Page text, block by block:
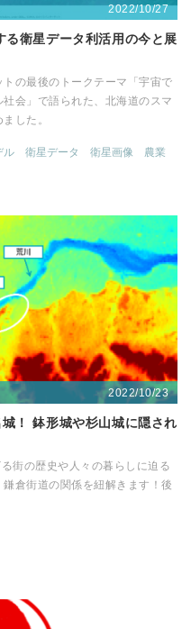
2022/10/27
衛星データ利活用の今と展
の最後のトークテーマ「宇宙で
会」で語られた、北海道のスマ
した。
ル 衛星データ 衛星画像 農業
2022/10/23
！ 鉢形城や杉山城に隠され
街の歴史や人々の暮らしに迫る
倉街道の関係を紐解きます！後